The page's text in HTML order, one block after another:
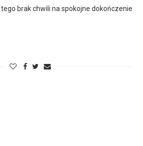
brak chwili na spokojne dokończenie